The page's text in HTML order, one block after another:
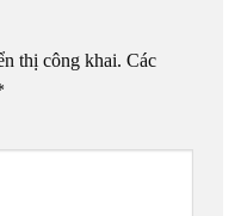
thị công khai. Các